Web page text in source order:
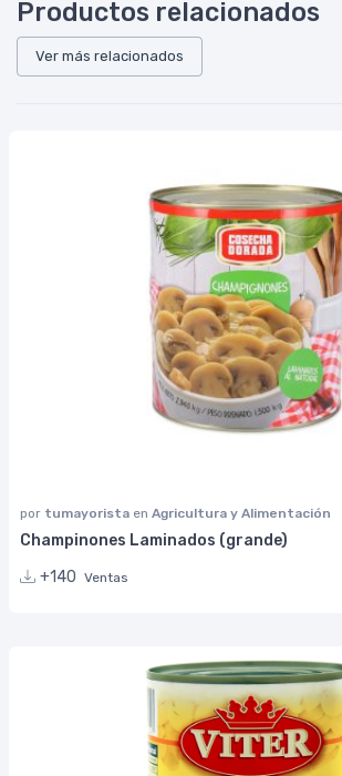
Productos relacionados
Ver más relacionados
por tumayorista en Agricultura y Alimentación
Champinones Laminados (grande)
+140 Ventas